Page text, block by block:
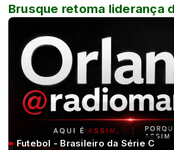
Brusque retoma liderança
Futebol - Brasileiro da Série C